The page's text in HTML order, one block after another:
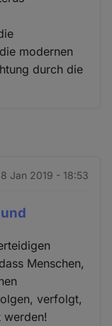
modernen
durch die
Jan 2019 - 18:53
Menschen,
verfolgt,